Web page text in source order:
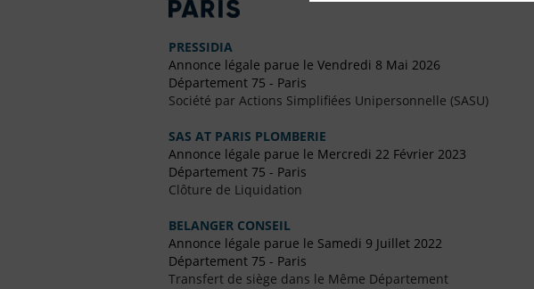
PRESSIDIA
Annonce légale parue le Vendredi 8 Mai 2026
Département 75 - Paris
Société par Actions Simplifiées Unipersonnelle (SASU)
SAS AT PARIS PLOMBERIE
Annonce légale parue le Mercredi 22 Février 2023
Département 75 - Paris
Clôture de Liquidation
BELANGER CONSEIL
Annonce légale parue le Samedi 9 Juillet 2022
Département 75 - Paris
Transfert de siège dans le Même Département